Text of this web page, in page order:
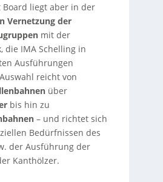
Board liegt aber in der
Vernetzung der
mit der
die IMA Schelling in
Ausführungen
reicht von
über
bis hin zu
– und richtet sich
Bedürfnissen des
der Ausführung der
Kanthölzer.